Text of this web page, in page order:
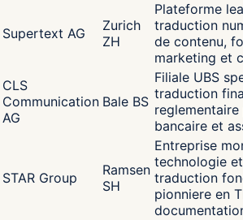
Supertext AG
Zurich
ZH
Plateforme
traduction
de contenu,
marketing et
CLS
Communication
AG
Bale BS
Filiale UBS
traduction
bancaire et
STAR Group
Ramsen
SH
Entreprise
technologie
traduction
pionniere en